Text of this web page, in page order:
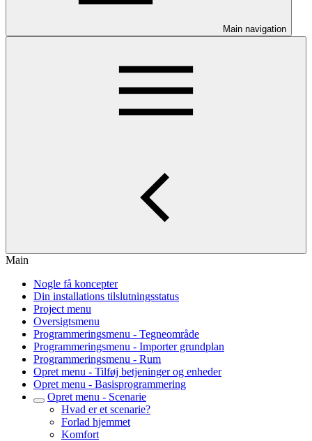
Main navigation
Main
Nogle få koncepter
Din installations tilslutningsstatus
Project menu
Oversigtsmenu
Programmeringsmenu - Tegneområde
Programmeringsmenu - Importer grundplan
Programmeringsmenu - Rum
Opret menu - Tilføj betjeninger og enheder
Opret menu - Basisprogrammering
Opret menu - Scenarie
Hvad er et scenarie?
Forlad hjemmet
Komfort